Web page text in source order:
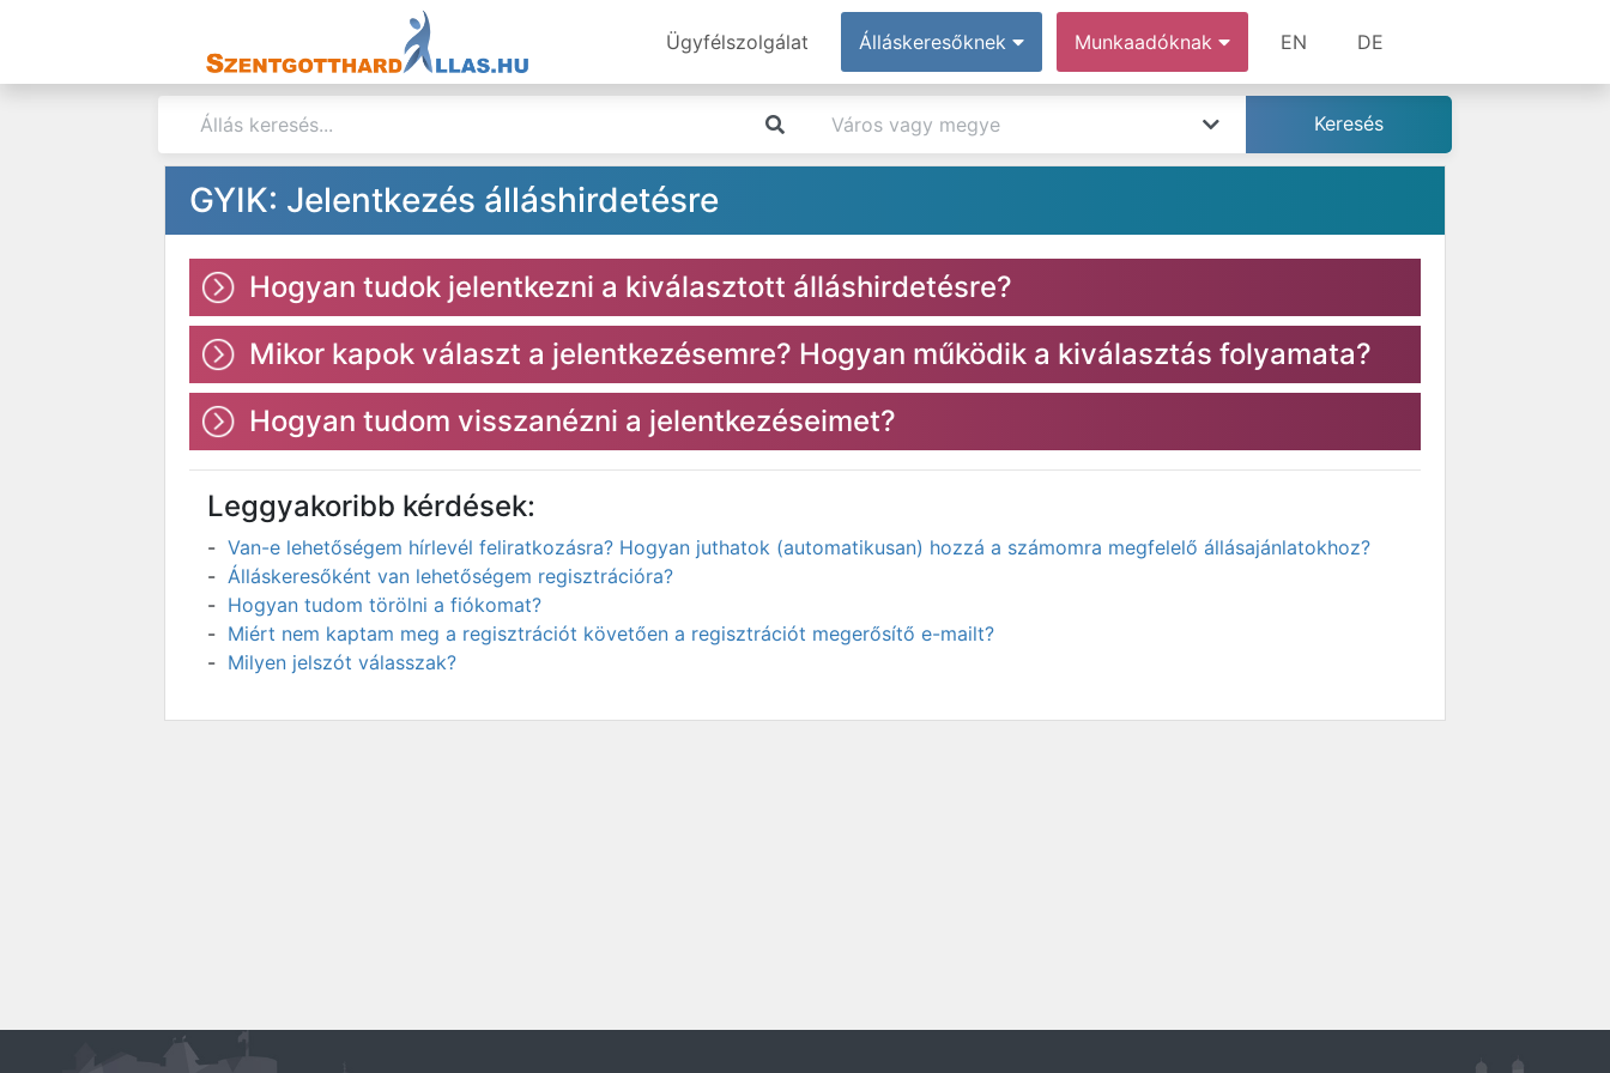
Ügyfélszolgálat Álláskeresőknek Munkaadóknak EN DE
GYIK: Jelentkezés álláshirdetésre
Hogyan tudok jelentkezni a kiválasztott álláshirdetésre?
Mikor kapok választ a jelentkezésemre? Hogyan működik a kiválasztás folyamata?
Hogyan tudom visszanézni a jelentkezéseimet?
Leggyakoribb kérdések:
Van-e lehetőségem hírlevél feliratkozásra? Hogyan juthatok (automatikusan) hozzá a számomra megfelelő állásajánlatokhoz?
Álláskeresőként van lehetőségem regisztrációra?
Hogyan tudom törölni a fiókomat?
Miért nem kaptam meg a regisztrációt követően a regisztrációt megerősítő e-mailt?
Milyen jelszót válasszak?